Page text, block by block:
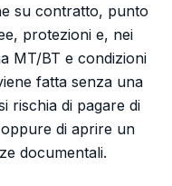
su contratto, punto
protezioni e, nei
MT/BT e condizioni
fatta senza una
rischia di pagare di
di aprire un
documentali.